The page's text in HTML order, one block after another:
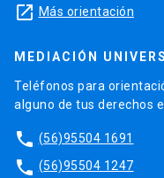
launch Más orientación
MEDIACIÓN
Teléfonos para
alguno de tus derechos
phone (56)95504 1691
phone (56)95504 1247